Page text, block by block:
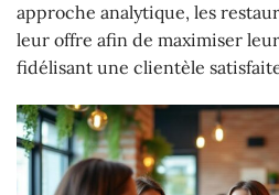
approche analytique, les
leur offre afin de maximiser
fidélisant une clientèle